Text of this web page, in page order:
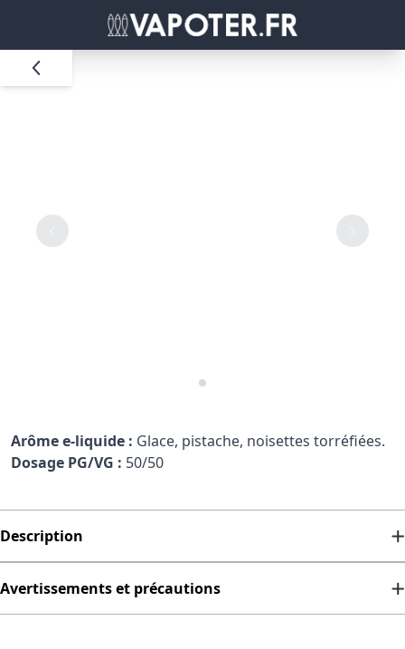
Arôme e-liquide : Glace, pistache, noisettes torréfiées.
Dosage PG/VG : 50/50
Description
Avertissements et précautions